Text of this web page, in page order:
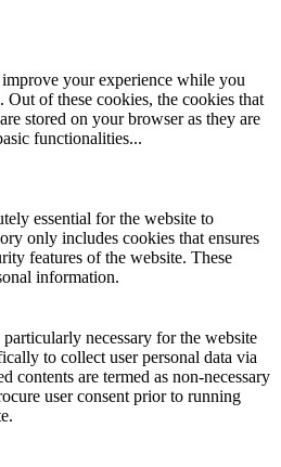
your experience while you
Out of these cookies, the cookies that
stored on your browser as they are
functionalities...
essential for the website to
only includes cookies that ensures
features of the website. These
information.
necessary for the website
to collect user personal data via
contents are termed as non-necessary
user consent prior to running